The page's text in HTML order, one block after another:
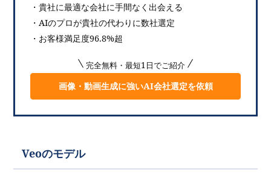
・貴社に最適な会社に手間なく出会える
・AIのプロが貴社の代わりに数社選定
・お客様満足度96.8%超
完全無料・最短1日でご紹介
画像・動画生成に強いAI会社選定を依頼
Veoのモデル